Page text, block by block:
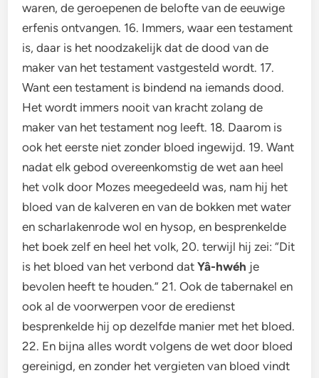
waren, de geroepenen de belofte van de eeuwige
erfenis ontvangen. 16. Immers, waar een testament
is, daar is het noodzakelijk dat de dood van de
maker van het testament vastgesteld wordt. 17.
Want een testament is bindend na iemands dood.
Het wordt immers nooit van kracht zolang de
maker van het testament nog leeft. 18. Daarom is
ook het eerste niet zonder bloed ingewijd. 19. Want
nadat elk gebod overeenkomstig de wet aan heel
het volk door Mozes meegedeeld was, nam hij het
bloed van de kalveren en van de bokken met water
en scharlakenrode wol en hysop, en besprenkelde
het boek zelf en heel het volk, 20. terwijl hij zei: “Dit
is het bloed van het verbond datYâ-hwéh je
bevolen heeft te houden.” 21. Ook de tabernakel en
ook al de voorwerpen voor de eredienst
besprenkelde hij op dezelfde manier met het bloed.
22. En bijna alles wordt volgens de wet door bloed
gereinigd, en zonder het vergieten van bloed vindt